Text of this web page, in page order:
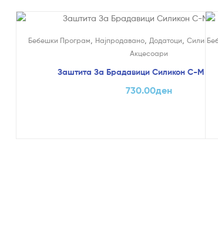
Бебешки Програм Најпродавано, Додатоци
Акцесоари
Заштита За Брадавици Силикон С-М –
730.00ден